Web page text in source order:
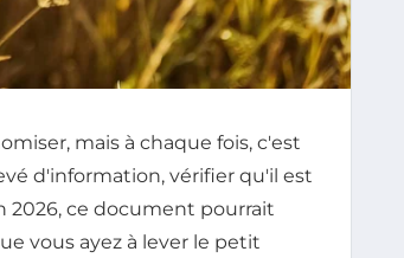
mais à chaque fois, c'est
d'information, vérifier qu'il est
2026, ce document pourrait
vous ayez à lever le petit